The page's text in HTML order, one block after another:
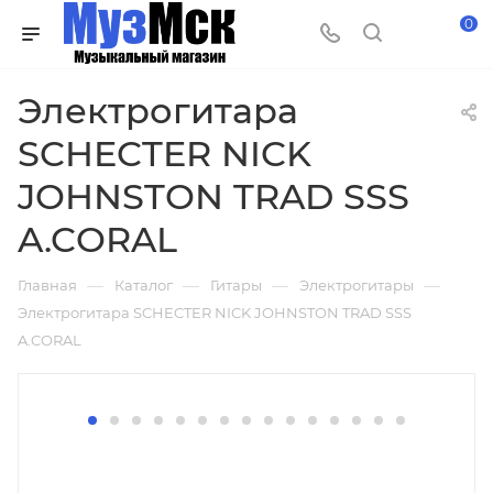
0
Электрогитара
SCHECTER NICK
JOHNSTON TRAD SSS
A.CORAL
Главная — Каталог — Гитары — Электрогитары —
Электрогитара SCHECTER NICK JOHNSTON TRAD SSS
A.CORAL